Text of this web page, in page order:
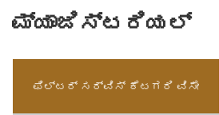
ಮ್ಯಾಜಿಸ್ಟರಿಯಲ್
ಫಿಲ್ಟರ್ ಸರ್ವಿಸ್ ಕೆಟಗರಿ ವಿಸೇ